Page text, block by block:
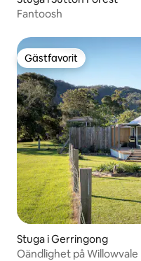
Fantoosh
Gästfavorit
Gästfavorit
Stuga i Gerringong
Oändlighet på Willowvale